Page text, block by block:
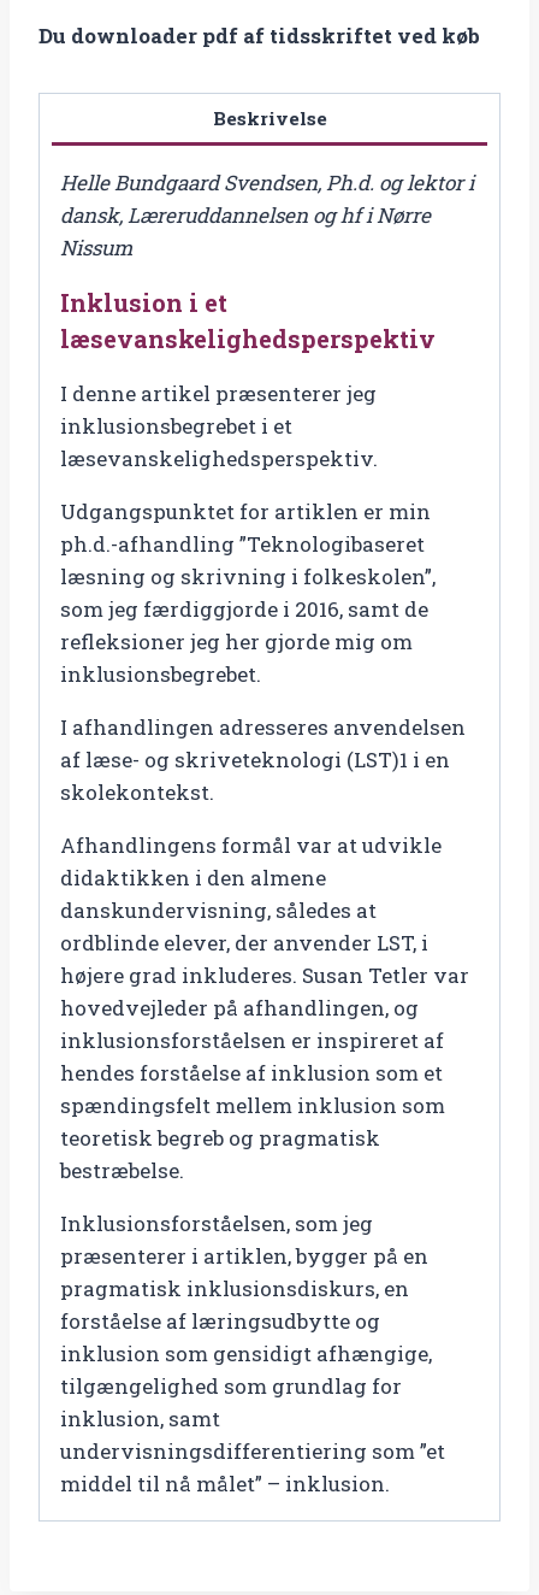
Inklusion
læsevanskelighedsperspektiv
antal
Du downloader pdf af tidsskriftet ved køb
Beskrivelse
Helle Bundgaard Svendsen, Ph.d. og lektor i
dansk, Læreruddannelsen og hf i Nørre
Nissum
Inklusion i et
læsevanskelighedsperspektiv
I denne artikel præsenterer jeg
inklusionsbegrebet i et
læsevanskelighedsperspektiv.
Udgangspunktet for artiklen er min
ph.d.-afhandling ”Teknologibaseret
læsning og skrivning i folkeskolen”,
som jeg færdiggjorde i 2016, samt de
refleksioner jeg her gjorde mig om
inklusionsbegrebet.
I afhandlingen adresseres anvendelsen
af læse- og skriveteknologi (LST)1 i en
skolekontekst.
Afhandlingens formål var at udvikle
didaktikken i den almene
danskundervisning, således at
ordblinde elever, der anvender LST, i
højere grad inkluderes. Susan Tetler var
hovedvejleder på afhandlingen, og
inklusionsforståelsen er inspireret af
hendes forståelse af inklusion som et
spændingsfelt mellem inklusion som
teoretisk begreb og pragmatisk
bestræbelse.
Inklusionsforståelsen, som jeg
præsenterer i artiklen, bygger på en
pragmatisk inklusionsdiskurs, en
forståelse af læringsudbytte og
inklusion som gensidigt afhængige,
tilgængelighed som grundlag for
inklusion, samt
undervisningsdifferentiering som ”et
middel til nå målet” – inklusion.